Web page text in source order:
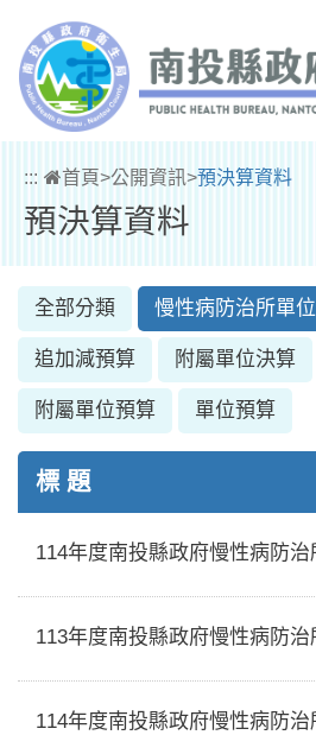
::: 首頁>公開資訊>預決算資料
預決算資料
全部分類 慢性病防治所單
追加減預算 附屬單位決算
附屬單位預算 單位預算
標 題
114年度南投縣政府慢性病防治
113年度南投縣政府慢性病防治
114年度南投縣政府慢性病防治